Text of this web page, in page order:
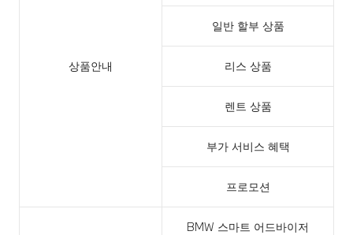
상품안내
일반 할부 상품
리스 상품
렌트 상품
부가 서비스 혜택
프로모션
BMW 스마트 어드바이저